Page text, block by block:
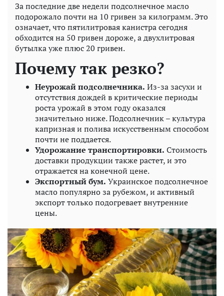
За последние две недели подсолнечное масло
подорожало почти на 10 гривен за килограмм. Это
означает, что пятилитровая канистра сегодня
обходится на 50 гривен дороже, а двухлитровая
бутылка уже плюс 20 гривен.
Почему так резко?
Неурожай подсолнечника. Из-за засухи и
отсутствия дождей в критические периоды
роста урожай в этом году оказался
значительно ниже. Подсолнечник – культура
капризная и полива искусственным способом
почти не поддается.
Удорожание транспортировки. Стоимость
доставки продукции также растет, и это
отражается на конечной цене.
Экспортный бум. Украинское подсолнечное
масло популярно за рубежом, и активный
экспорт только подогревает внутренние
цены.